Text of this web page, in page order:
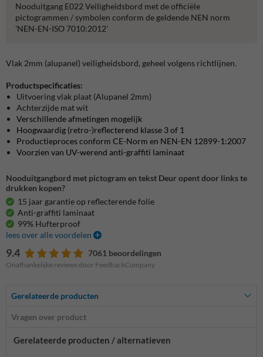
Nooduitgang E022 Veiligheidsbord met de officiële
pictogrammen / symbolen conform de geldende NEN norm
'NEN-EN-ISO 7010:2012'
Vlak 2mm (alupanel) veiligheidsbord, geheel volgens richtlijnen.
Productspecificaties:
Uitvoering vlak plaat (Alupanel 2mm)
Achterzijde mat wit
Verschillende afmetingen mogelijk
Hoogwaardig (retro-)reflecterend klasse 3 of 1
Productieproces conform CE-Norm en NEN-EN 12899-1:2007
Voorzien van UV-werend anti-graffiti laminaat
Nooduitgangbord met pictogram en tekst Deur opent door links te
drukken kopen?
15 jaar garantie op reflecterende folie
Anti-graffiti laminaat
99% Hufterproof
lees over alle voordelen
9.4 7061 beoordelingen
Onafhankelijke reviews door FeedbackCompany
Gerelateerde producten
Vragen over product
Gerelateerde producten / alternatieven